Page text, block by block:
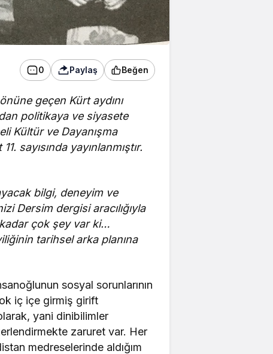
0 Paylaş Beğen
geçen Kürt aydını
politikaya ve siyasete
Kültür ve Dayanışma
sayısında yayınlanmıştır.
bilgi, deneyim ve
Dersim dergisi aracılığıyla
çok şey var ki…
tarihsel arka planına
sosyal sorunlarının
iç içe girmiş girift
yani dinibilimler
zaruret var. Her
medreselerinde aldığım